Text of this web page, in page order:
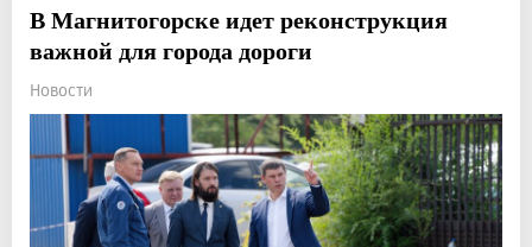
В Магнитогорске идет реконструкция
важной для города дороги
Новости